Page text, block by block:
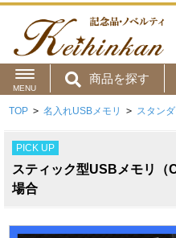
MENU
商品を探す
用途から
商品カテゴリ
価格帯から
～50円
～300円
TOP > 名入れUSBメモリ > スタン
PICK UP
スティック型USBメモリ
場合